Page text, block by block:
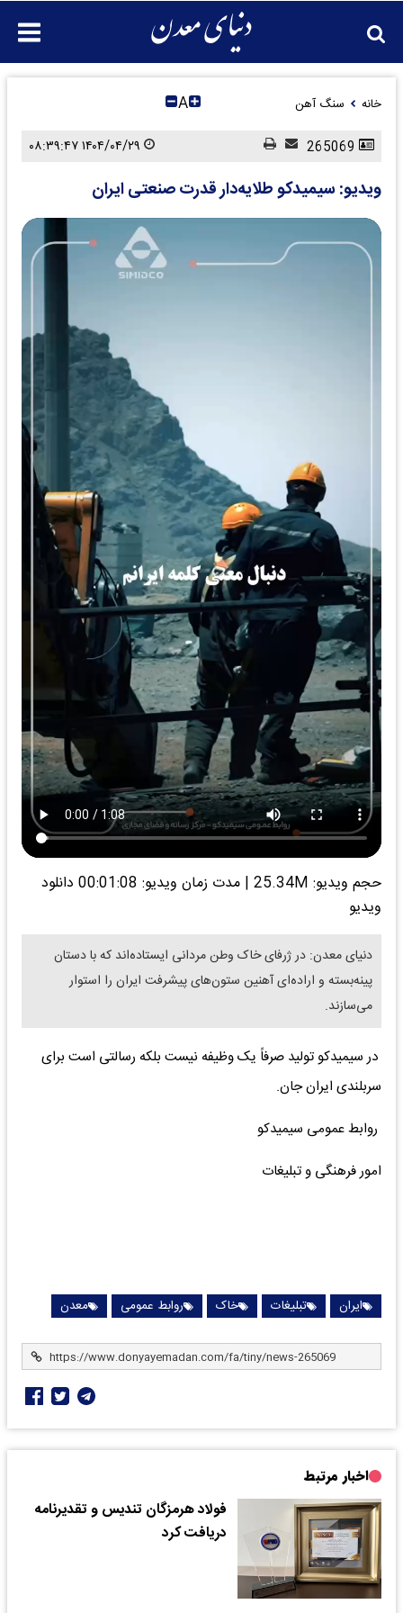
خانه سنگ آهن A
ویدیو: سیمیدکو طلایه‌دار قدرت صنعتی ایران
حجم ویدیو: 25.34M | مدت زمان ویدیو: 00:01:08
دانلود
ویدیو
دنیای معدن: در ژرفای خاک وطن مردانی ایستاده‌اند که با دستان
پینه‌بسته و اراده‌ای آهنین ستون‌های پیشرفت ایران را استوار
می‌سازند.
در سیمیدکو تولید صرفاً یک وظیفه نیست بلکه رسالتی است برای
سربلندی ایران جان.
روابط عمومی سیمیدکو
امور فرهنگی و تبلیغات
ایران تبلیغات خاک روابط عمومی معدن
اخبار مرتبط
فولاد هرمزگان تندیس و تقدیرنامه
دریافت کرد